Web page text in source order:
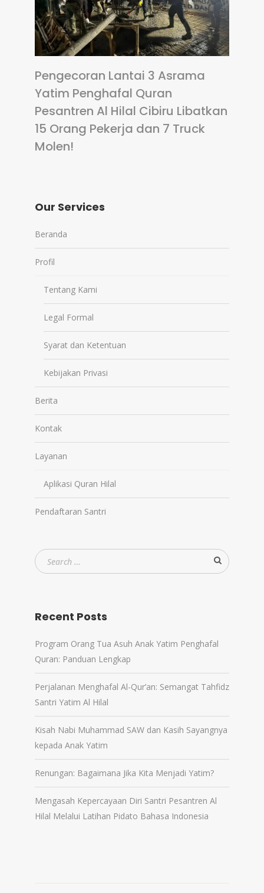
Pengecoran Lantai 3 Asrama
Yatim Penghafal Quran
Pesantren Al Hilal Cibiru Libatkan
15 Orang Pekerja dan 7 Truck
Molen!
Our Services
Beranda
Profil
Tentang Kami
Legal Formal
Syarat dan Ketentuan
Kebijakan Privasi
Berita
Kontak
Layanan
Aplikasi Quran Hilal
Pendaftaran Santri
Recent Posts
Program Orang Tua Asuh Anak Yatim Penghafal
Quran: Panduan Lengkap
Perjalanan Menghafal Al-Qur’an: Semangat Tahfidz
Santri Yatim Al Hilal
Kisah Nabi Muhammad SAW dan Kasih Sayangnya
kepada Anak Yatim
Renungan: Bagaimana Jika Kita Menjadi Yatim?
Mengasah Kepercayaan Diri Santri Pesantren Al
Hilal Melalui Latihan Pidato Bahasa Indonesia